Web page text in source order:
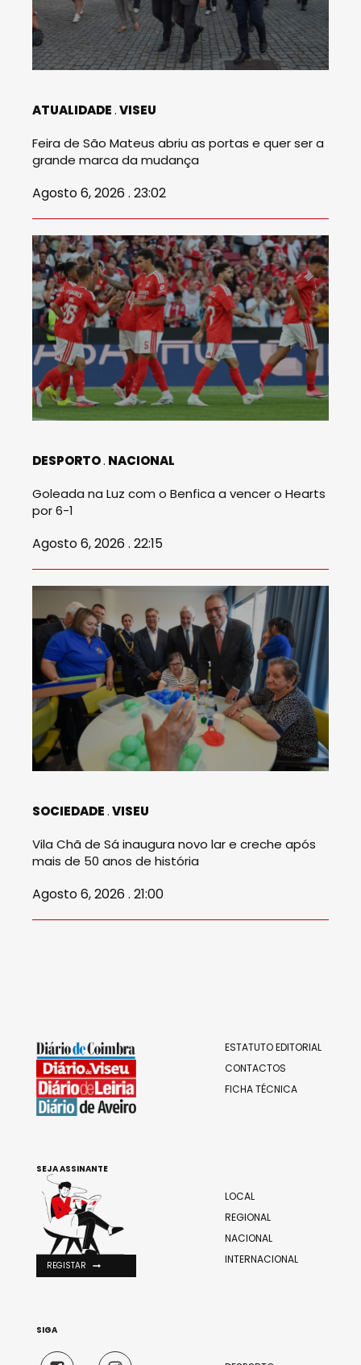
ATUALIDADE VISEU
Feira de São Mateus abriu as portas e quer ser a
grande marca da mudança
Agosto 6, 2026 . 23:02
DESPORTO NACIONAL
Goleada na Luz com o Benfica a vencer o Hearts
por 6-1
Agosto 6, 2026 . 22:15
SOCIEDADE VISEU
Vila Chã de Sá inaugura novo lar e creche após
mais de 50 anos de história
Agosto 6, 2026 . 21:00
ESTATUTO EDITORIAL
CONTACTOS
FICHA TÉCNICA
LOCAL
REGIONAL
NACIONAL
INTERNACIONAL
SEJA ASSINANTE
REGISTAR
SIGA